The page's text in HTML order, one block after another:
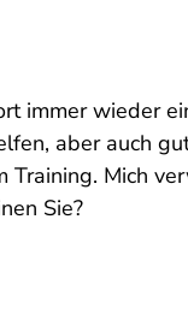
immer wieder
aber auch
Training. Mich
Sie?